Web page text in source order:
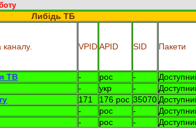
Либідь ТБ
каналу. VPID APID SID Пакети
ТВ - рос -
- укр -
171 176 рос 35070
- рос -
- рос -